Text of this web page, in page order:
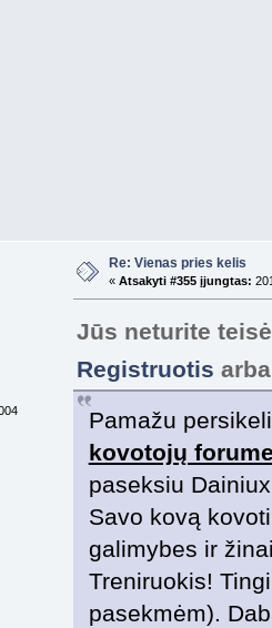
Re: Vienas pries kelis
« Atsakyti #355 įjungtas:
Jūs neturite
Registruotis
Pamažu
kovotojų
paseksiu
Savo kovą
galimybes ir
Treniruokis!
pasekmėm).